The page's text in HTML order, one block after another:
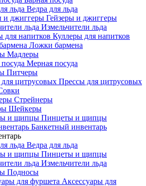
Ведра для льда
Гейзеры и джиггеры
Измельчители льда
Куллеры для напитков
Ложки бармена
Мадлеры
Мерная посуда
Питчеры
Прессы для цитрусовых
Стрейнеры
Шейкеры
Пинцеты и щипцы
Банкетный инвентарь
Ведра для льда
Пинцеты и щипцы
Измельчители льда
Подносы
Аксессуары для